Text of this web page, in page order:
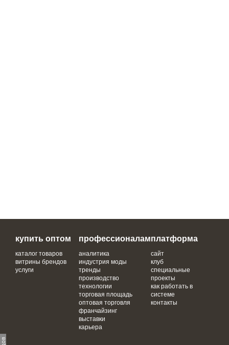
купить оптом
каталог товаров
витрины брендов
услуги
профессионалам
аналитика
индустрия моды
тренды
производство
технологии
торговая площадь
оптовая торговля
франчайзинг
выставки
карьера
платформа
сайт
клуб
специальные
проекты
как работать в
системе
контакты